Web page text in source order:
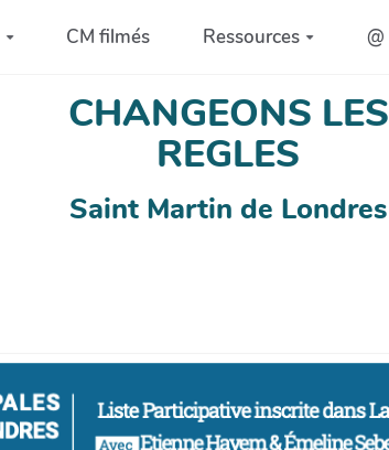
CM filmés Ressources @
CHANGEONS LES
REGLES
Saint Martin de Londres